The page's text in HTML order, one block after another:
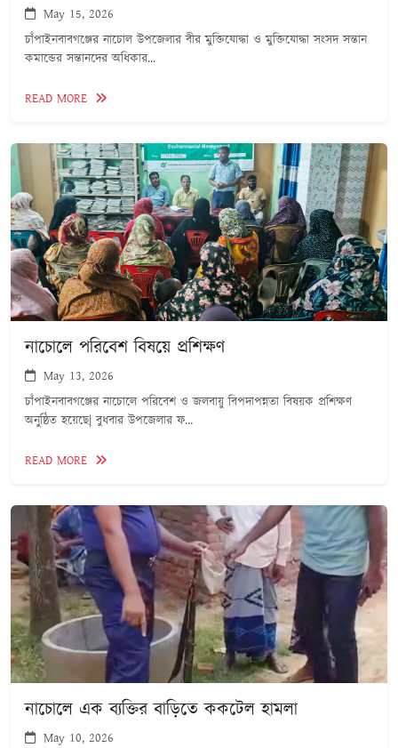
May 15, 2026
চাঁপাইনবাবগঞ্জের নাচোল উপজেলার বীর মুক্তিযোদ্ধা ও মুক্তিযোদ্ধা সংসদ সন্তান
কমান্ডের সন্তানদের অধিকার...
READ MORE
নাচোলে পরিবেশ বিষয়ে প্রশিক্ষণ
May 13, 2026
চাঁপাইনবাবগঞ্জের নাচোলে পরিবেশ ও জলবায়ু বিপদাপন্নতা বিষয়ক প্রশিক্ষণ
অনুষ্ঠিত হয়েছে| বুধবার উপজেলার ফ...
READ MORE
নাচোলে এক ব্যক্তির বাড়িতে ককটেল হামলা
May 10, 2026